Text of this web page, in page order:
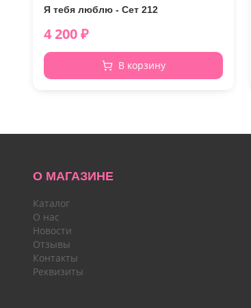
Я тебя люблю - Сет 212
4 200₽
В корзину
О МАГАЗИНЕ
Каталог
О нас
Новости
Отзывы
Контакты
Реквизиты